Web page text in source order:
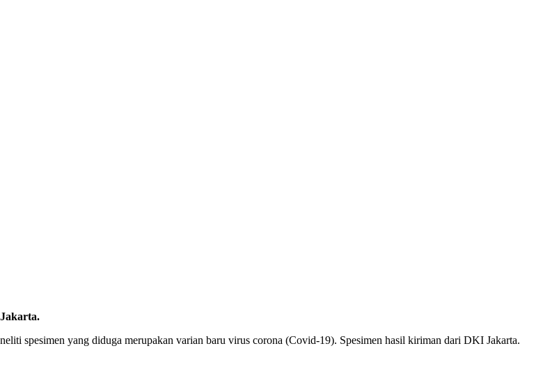
spesimen yang diduga merupakan varian baru virus corona (Covid-19). Spesimen hasil kiriman dari DKI Jakarta.